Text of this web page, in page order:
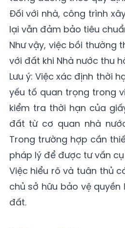
Đối với nhà, công trình
lại vẫn đảm bảo tiêu
Như vậy, việc bồi thường
với đất khi Nhà nước thu
Lưu ý: Việc xác định thời
yếu tố quan trọng trong
kiểm tra thời hạn của
đất từ cơ quan nhà
Trong trường hợp cần
pháp lý để được tư vấn
Việc hiểu rõ và tuân thủ
chủ sở hữu bảo vệ
đất.